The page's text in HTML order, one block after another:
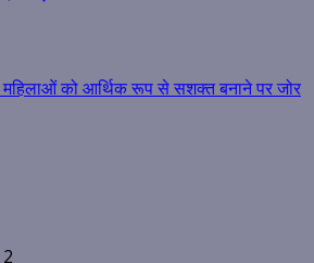
महिलाओं को आर्थिक रूप से सशक्त बनाने पर जोर
2